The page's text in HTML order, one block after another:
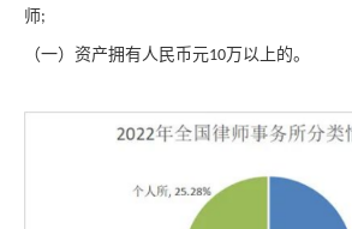
师;
（一） 资产拥有人民币元10万 以上的。